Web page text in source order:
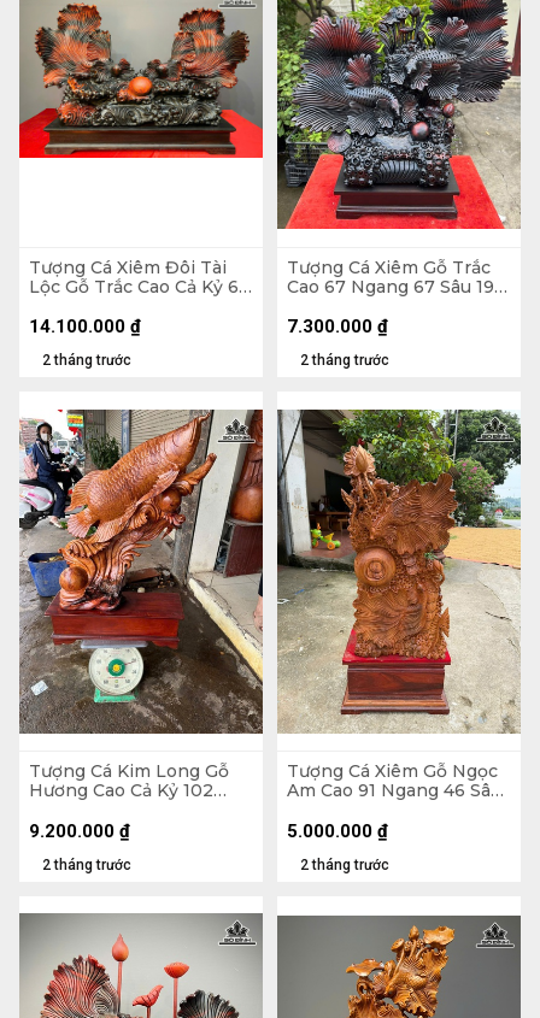
Tượng Cá Xiêm Đôi Tài
Lộc Gỗ Trắc Cao Cả Kỷ 66
Kỷ Cao 10
2 tháng trước
14.100.000 ₫
Tượng Cá Xiêm Gỗ Trắc
Cao 67 Ngang 67 Sâu 19
2 tháng trước
7.300.000 ₫
Tượng Cá Kim Long Gỗ
Hương Cao Cả Kỷ 102
Kỷ Cao 20
2 tháng trước
9.200.000 ₫
Tượng Cá Xiêm Gỗ Ngọc
Am Cao 91 Ngang 46 Sâu
2 tháng trước
5.000.000 ₫